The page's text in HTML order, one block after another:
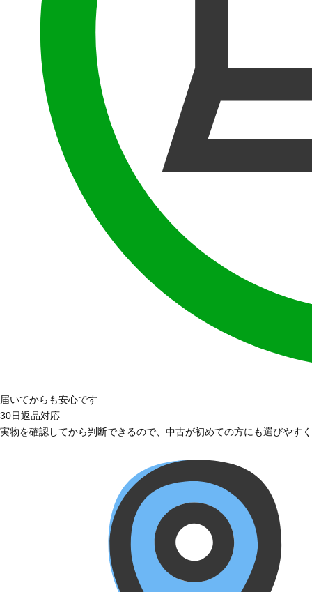
届いてからも安心です
30日返品対応
実物を確認してから判断できるので、中古が初めての方にも選びやす